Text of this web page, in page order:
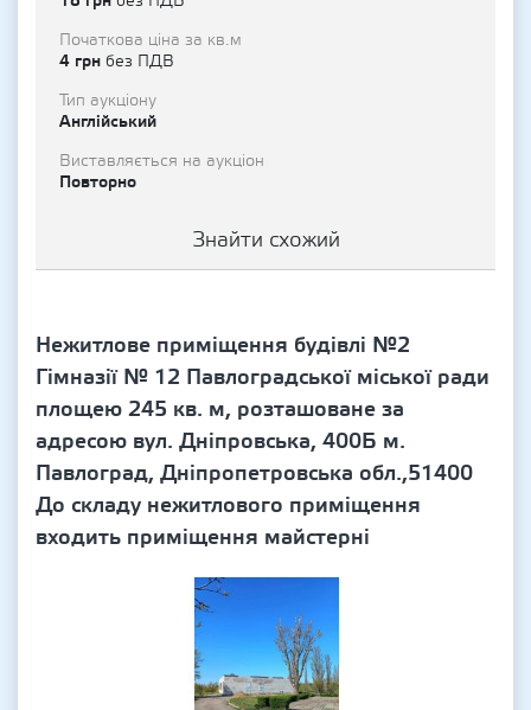
Початкова ціна за кв.м
4 грн без ПДВ
Тип аукціону
Англійський
Виставляється на аукціон
Повторно
Знайти схожий
Нежитлове приміщення будівлі №2
Гімназії № 12 Павлоградської міської ради
площею 245 кв. м, розташоване за
адресою вул. Дніпровська, 400Б м.
Павлоград, Дніпропетровська обл.,51400
До складу нежитлового приміщення
входить приміщення майстерні